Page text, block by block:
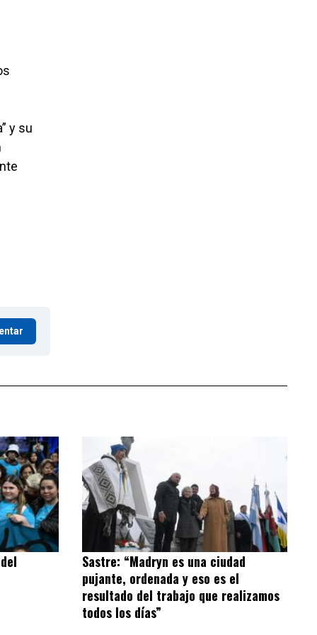
y su
Sastre: “Madryn es una ciudad
pujante, ordenada y eso es el
resultado del trabajo que realizamos
todos los días”